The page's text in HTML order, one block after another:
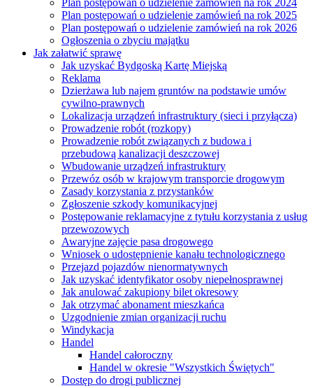
Plan postępowań o udzielenie zamówień na rok 2025
Plan postępowań o udzielenie zamówień na rok 2026
Ogłoszenia o zbyciu majątku
Jak załatwić sprawę
Jak uzyskać Bydgoską Kartę Miejską
Reklama
Dzierżawa lub najem gruntów na podstawie umów
cywilno-prawnych
Lokalizacja urządzeń infrastruktury (sieci i przyłącza)
Prowadzenie robót (rozkopy)
Prowadzenie robót związanych z budowa i
przebudową kanalizacji deszczowej
Wbudowanie urządzeń infrastruktury
Przewóz osób w krajowym transporcie drogowym
Zasady korzystania z przystanków
Zgłoszenie szkody komunikacyjnej
Postępowanie reklamacyjne z tytułu korzystania z usług
przewozowych
Awaryjne zajęcie pasa drogowego
Wniosek o udostępnienie kanału technologicznego
Przejazd pojazdów nienormatywnych
Jak uzyskać identyfikator osoby niepełnosprawnej
Jak anulować zakupiony bilet okresowy
Jak otrzymać abonament mieszkańca
Uzgodnienie zmian organizacji ruchu
Windykacja
Handel
Handel całoroczny
Handel w okresie "Wszystkich Świętych"
Dostęp do drogi publicznej